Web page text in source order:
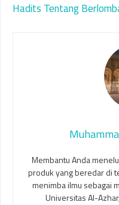
Hadits Tentang
Membantu Anda
produk yang beredar di
menimba ilmu sebagai
Universitas Al-